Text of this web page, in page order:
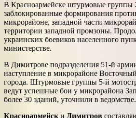
В Красноармейске штурмовые
заблокированные формирования
микрорайоне, западной части
территории западной промзоны.
украинских боевиков населенного
министерстве.
В Димитрове подразделения 51-й
наступление в микрорайоне
города. Штурмовые группы 5-й
ведут успешные бои у микрорайона
более 30 зданий, уточнили в ведомстве.
Красноармейски Димитров